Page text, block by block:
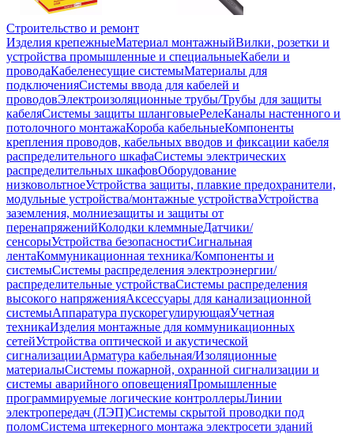
Строительство и ремонт
Изделия крепежныеМатериал монтажныйВилки, розетки и
устройства промышленные и специальныеКабели и
проводаКабеленесущие системыМатериалы для
подключенияСистемы ввода для кабелей и
проводовЭлектроизоляционные трубы/Трубы для защиты
кабеляСистемы защиты шланговыеРелеКаналы настенного и
потолочного монтажаКороба кабельныеКомпоненты
крепления проводов, кабельных вводов и фиксации кабеля
распределительного шкафаСистемы электрических
распределительных шкафовОборудование
низковольтноеУстройства защиты, плавкие предохранители,
модульные устройства/монтажные устройстваУстройства
заземления, молниезащиты и защиты от
перенапряженийКолодки клеммныеДатчики/
сенсорыУстройства безопасностиСигнальная
лентаКоммуникационная техника/Компоненты и
системыСистемы распределения электроэнергии/
распределительные устройстваСистемы распределения
высокого напряженияАксессуары для канализационной
системыАппаратура пускорегулирующаяУчетная
техникаИзделия монтажные для коммуникационных
сетейУстройства оптической и акустической
сигнализацииАрматура кабельная/Изоляционные
материалыСистемы пожарной, охранной сигнализации и
системы аварийного оповещенияПромышленные
программируемые логические контроллерыЛинии
электропередач (ЛЭП)Системы скрытой проводки под
поломСистема штекерного монтажа электросети зданий